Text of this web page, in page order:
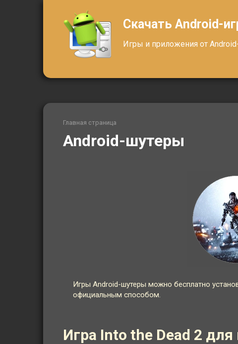
Скачать Android-
Игры и приложения от
Главная страница
Android-шутеры
Игры Android-шутеры можно бесплатно
официальным способом.
Игра Into the Dead 2